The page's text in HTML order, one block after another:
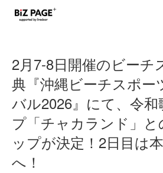
2月7-8日開催のビーチ
典『沖縄ビーチスポー
バル2026』にて、令
プ「チャカランド」
ップが決定！2日目は
へ！